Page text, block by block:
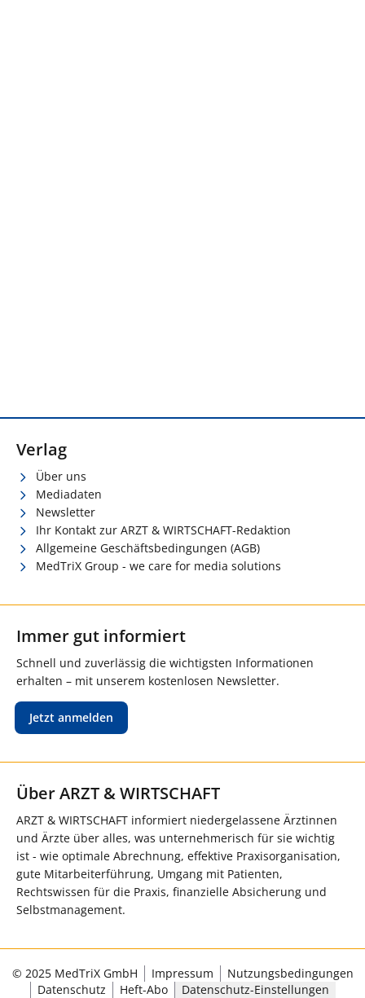
Verlag
Über uns
Mediadaten
Newsletter
Ihr Kontakt zur ARZT & WIRTSCHAFT-Redaktion
Allgemeine Geschäftsbedingungen (AGB)
MedTriX Group - we care for media solutions
Immer gut informiert
Schnell und zuverlässig die wichtigsten Informationen
erhalten – mit unserem kostenlosen Newsletter.
Jetzt anmelden
Über ARZT & WIRTSCHAFT
ARZT & WIRTSCHAFT informiert niedergelassene Ärztinnen
und Ärzte über alles, was unternehmerisch für sie wichtig
ist - wie optimale Abrechnung, effektive Praxisorganisation,
gute Mitarbeiterführung, Umgang mit Patienten,
Rechtswissen für die Praxis, finanzielle Absicherung und
Selbstmanagement.
© 2025 MedTriX GmbH Impressum
Nutzungsbedingungen
Datenschutz
Heft-Abo Datenschutz-Einstellungen